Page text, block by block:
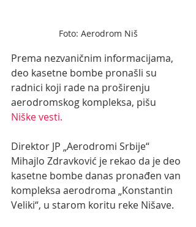
Foto: Aerodrom Niš
Prema nezvaničnim informacijama,
deo kasetne bombe pronašli su
radnici koji rade na proširenju
aerodromskog kompleksa, pišu
Niške vesti.
Direktor JP „Aerodromi Srbije“
Mihajlo Zdravković je rekao da je deo
kasetne bombe danas pronađen van
kompleksa aerodroma „Konstantin
Veliki“, u starom koritu reke Nišave.